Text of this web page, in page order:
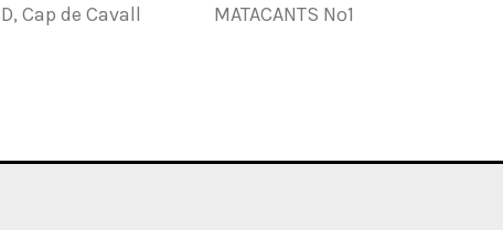
Cap de Cavall MATACANTS Nº1